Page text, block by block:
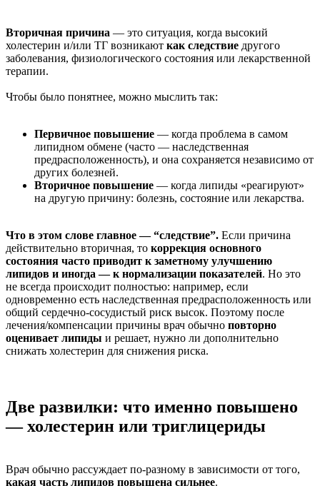
Вторичная причина — это ситуация, когда высокий
холестерин и/или ТГ возникают как следствие другого
заболевания, физиологического состояния или лекарственной
терапии.
Чтобы было понятнее, можно мыслить так:
Первичное повышение — когда проблема в самом
липидном обмене (часто — наследственная
предрасположенность), и она сохраняется независимо от
других болезней.
Вторичное повышение — когда липиды «реагируют»
на другую причину: болезнь, состояние или лекарства.
Что в этом слове главное — “следствие”. Если причина
действительно вторичная, то коррекция основного
состояния часто приводит к заметному улучшению
липидов и иногда — к нормализации показателей. Но это
не всегда происходит полностью: например, если
одновременно есть наследственная предрасположенность или
общий сердечно-сосудистый риск высок. Поэтому после
лечения/компенсации причины врач обычно повторно
оценивает липиды и решает, нужно ли дополнительно
снижать холестерин для снижения риска.
Две развилки: что именно повышено
— холестерин или триглицериды
Врач обычно рассуждает по-разному в зависимости от того,
какая часть липидов повышена сильнее.